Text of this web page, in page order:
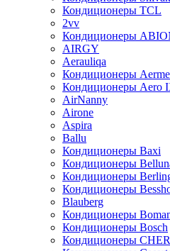
Кондиционеры TCL
2vv
Кондиционеры
AIRGY
Aerauliqa
Кондиционеры
Кондиционеры Aero
AirNanny
Airone
Aspira
Ballu
Кондиционеры Baxi
Кондиционеры
Кондиционеры
Кондиционеры
Blauberg
Кондиционеры
Кондиционеры Bosch
Кондиционеры